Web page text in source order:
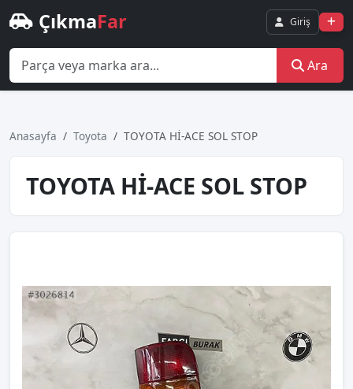
ÇıkmaFar Giriş
Ara
Anasayfa Toyota TOYOTA Hİ-ACE SOL STOP
TOYOTA Hİ-ACE SOL STOP